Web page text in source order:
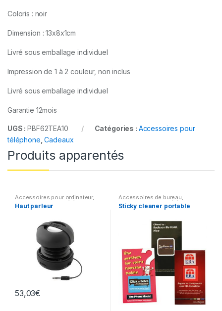
Coloris : noir
Dimension : 13x8x1cm
Livré sous emballage individuel
Impression de 1 à 2 couleur, non inclus
Livré sous emballage individuel
Garantie 12mois
UGS :PBF62TEA10 Catégories : Accessoires pour
téléphone ,Cadeaux
Produits apparentés
Accessoires pour ordinateur,
Accessoires pour téléphone
Haut parleur
53,03€
Accessoires de bureau
Accessoires pour téléphone
Sticky cleaner portable